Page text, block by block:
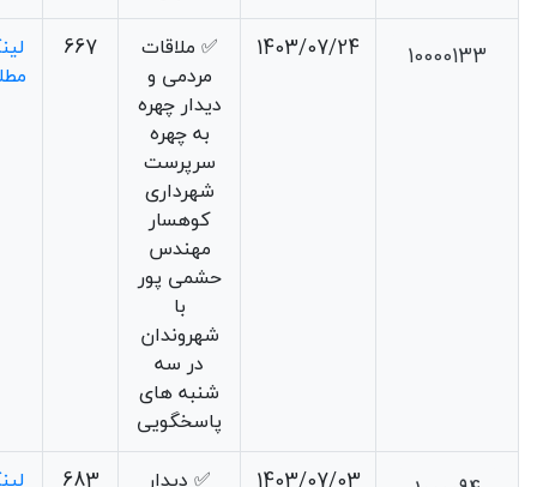
10000133
1403/07/24
✅ ملاقات
مردمی و
دیدار چهره
به چهره
سرپرست
شهرداری
کوهسار
مهندس
حشمی پور
با
شهروندان
در سه
شنبه های
پاسخگویی
667
1403/07/03 ✅ دیدار 683